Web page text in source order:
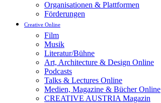
Organisationen & Plattformen
Förderungen
Creative Online
Film
Musik
Literatur/Bühne
Art, Architecture & Design Online
Podcasts
Talks & Lectures Online
Medien, Magazine & Bücher Online
CREATIVE AUSTRIA Magazin